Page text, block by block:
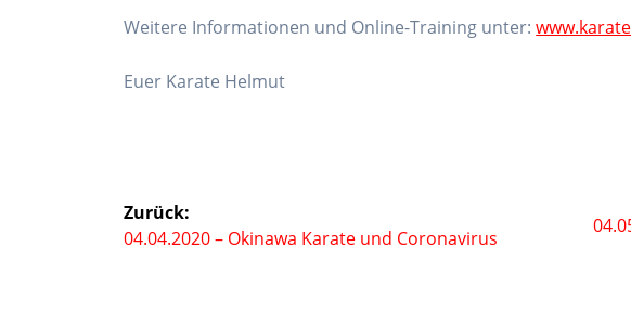
Weitere Informationen und Online-Training unter:
Euer Karate Helmut
Beitragsnavigation
Zurück:
Vorheriger
04.04.2020 – Okinawa Karate und Coronavirus